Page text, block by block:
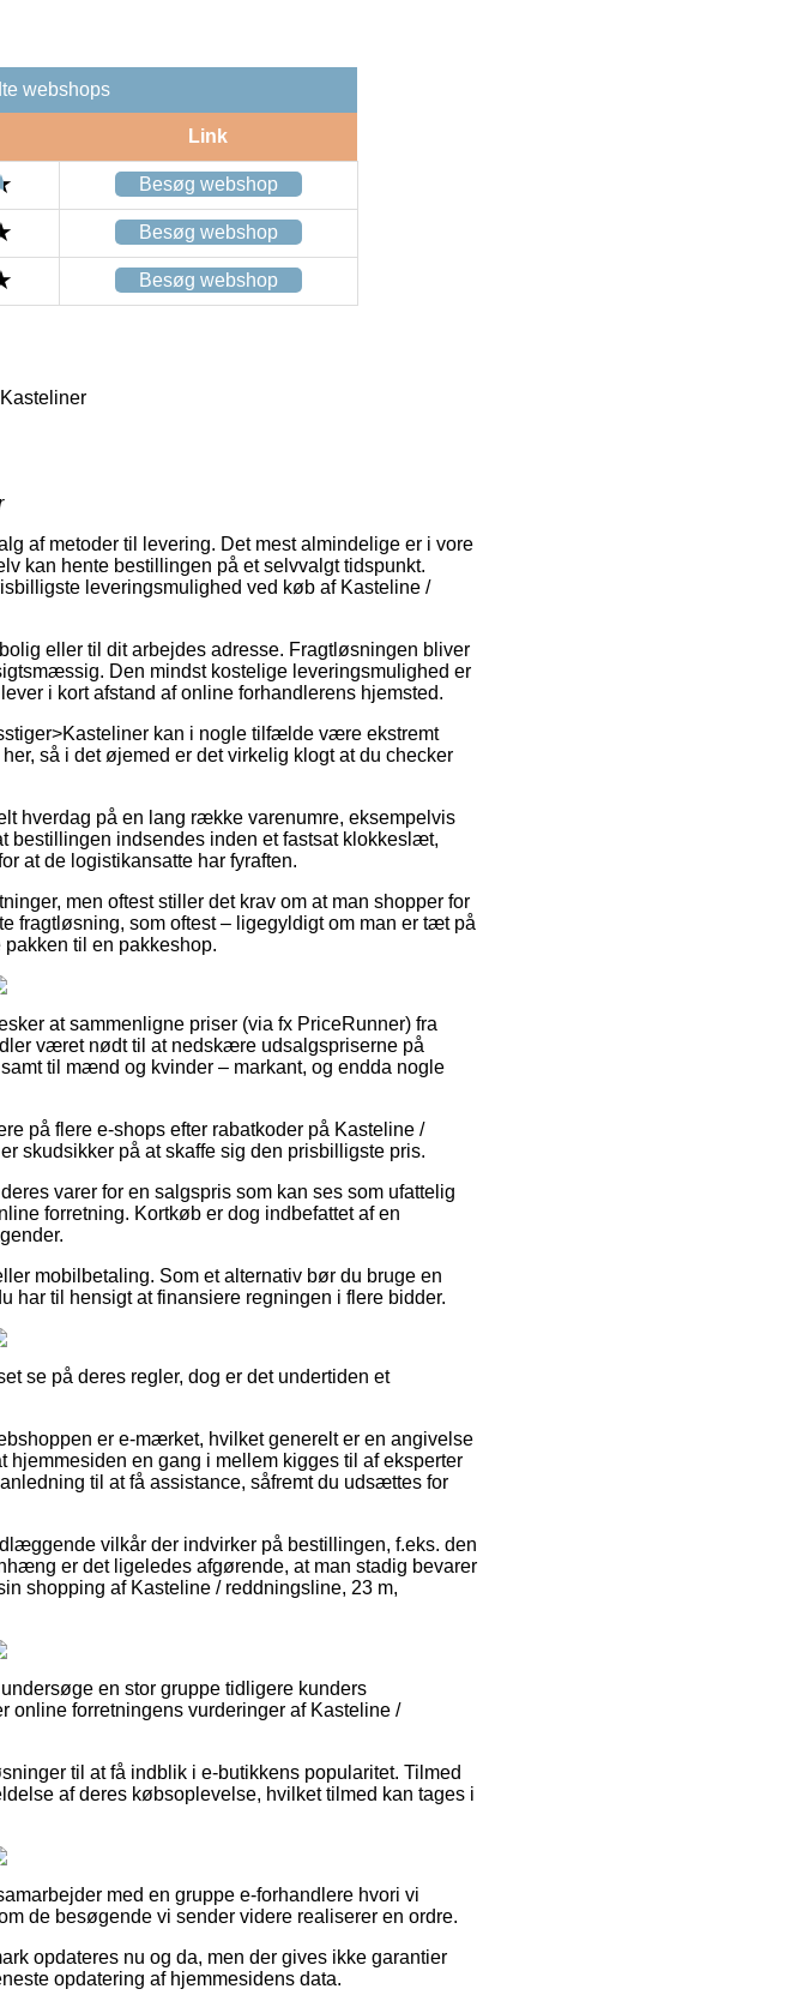
webshops
Link
Besøg webshop
Besøg webshop
Besøg webshop
af metoder til levering. Det mest almindelige er i vore
kan hente bestillingen på et selvvalgt tidspunkt.
leveringsmulighed ved køb af Kasteline /
eller til dit arbejdes adresse. Fragtløsningen bliver
Den mindst kostelige leveringsmulighed er
i kort afstand af online forhandlerens hjemsted.
kan i nogle tilfælde være ekstremt
så i det øjemed er det virkelig klogt at du checker
hverdag på en lang række varenumre, eksempelvis
bestillingen indsendes inden et fastsat klokkeslæt,
at de logistikansatte har fyraften.
men oftest stiller det krav om at man shopper for
fragtløsning, som oftest – ligegyldigt om man er tæt på
til en pakkeshop.
at sammenligne priser (via fx PriceRunner) fra
været nødt til at nedskære udsalgspriserne på
til mænd og kvinder – markant, og endda nogle
på flere e-shops efter rabatkoder på Kasteline /
skudsikker på at skaffe sig den prisbilligste pris.
varer for en salgspris som kan ses som ufattelig
forretning. Kortkøb er dog indbefattet af en
mobilbetaling. Som et alternativ bør du bruge en
har til hensigt at finansiere regningen i flere bidder.
se på deres regler, dog er det undertiden et
er e-mærket, hvilket generelt er en angivelse
en gang i mellem kigges til af eksperter
til at få assistance, såfremt du udsættes for
vilkår der indvirker på bestillingen, f.eks. den
er det ligeledes afgørende, at man stadig bevarer
shopping af Kasteline / reddningsline, 23 m,
en stor gruppe tidligere kunders
online forretningens vurderinger af Kasteline /
til at få indblik i e-butikkens popularitet. Tilmed
af deres købsoplevelse, hvilket tilmed kan tages i
med en gruppe e-forhandlere hvori vi
de besøgende vi sender videre realiserer en ordre.
opdateres nu og da, men der gives ikke garantier
opdatering af hjemmesidens data.